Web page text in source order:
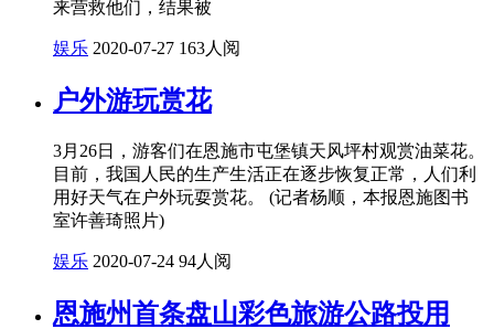
来营救他们，结果被
娱乐 2020-07-27 163人阅
户外游玩赏花
3月26日，游客们在恩施市屯堡镇天风坪村观赏油菜花。
目前，我国人民的生产生活正在逐步恢复正常，人们利
用好天气在户外玩耍赏花。 (记者杨顺，本报恩施图书
室许善琦照片)
娱乐 2020-07-24 94人阅
恩施州首条盘山彩色旅游公路投用